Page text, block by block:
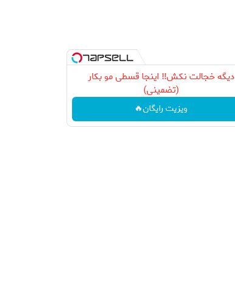
دیگه خجالت نکش‼️ اینجا قسطی مو بکار
(تضمینی)
ویزیت رایگان🔥